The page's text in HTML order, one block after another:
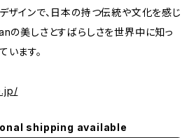
ザインで、日本の持つ伝統や文化を感じ
の美しさとすばらしさを世界中に知っ
います。
shipping available